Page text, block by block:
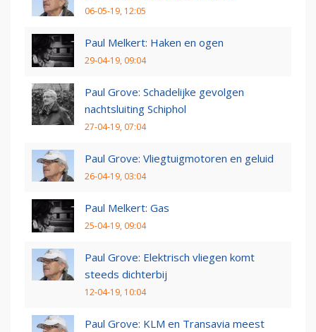
06-05-19, 12:05
Paul Melkert: Haken en ogen
29-04-19, 09:04
Paul Grove: Schadelijke gevolgen
nachtsluiting Schiphol
27-04-19, 07:04
Paul Grove: Vliegtuigmotoren en geluid
26-04-19, 03:04
Paul Melkert: Gas
25-04-19, 09:04
Paul Grove: Elektrisch vliegen komt
steeds dichterbij
12-04-19, 10:04
Paul Grove: KLM en Transavia meest